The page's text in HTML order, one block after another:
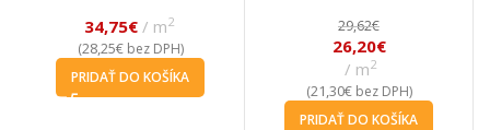
34,75€ m2
(28,25€bez DPH)
PRIDAŤ DO KOŠÍKA
29,62€
26,20€
m2
(21,30€bez DPH)
PRIDAŤ DO KOŠÍKA